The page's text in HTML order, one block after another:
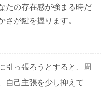
たの存在感が強まる時だ
が鍵を握ります。
引っ張ろうとすると、周
自己主張を少し抑えて